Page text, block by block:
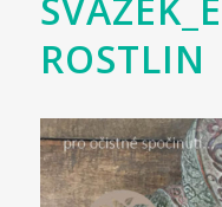
ROSTLIN